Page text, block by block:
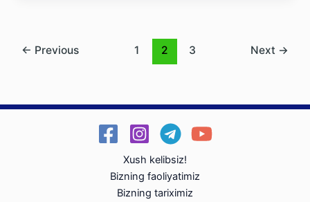
← Previous 1 2 3 Next →
Xush kelibsiz!
Bizning faoliyatimiz
Bizning tariximiz